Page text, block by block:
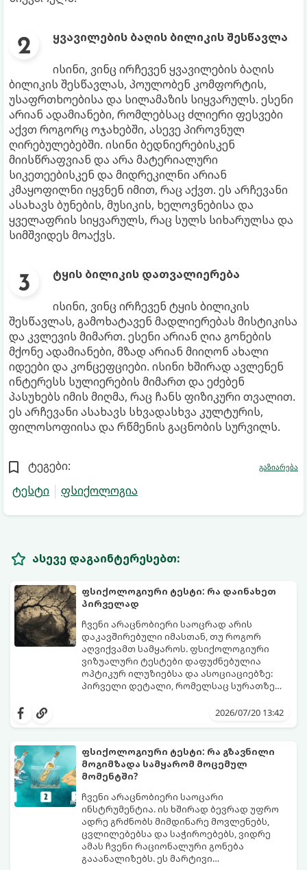
ყვავილების ბაღის ბილიკის შესწავლა
ისინი, ვინც ირჩევენ ყვავილების ბაღის
ბილიკის შესწავლას, პოულობენ კომფორტის,
უსაფრთხოებისა და სილამაზის სიყვარულს. ესენი
არიან ადამიანები, რომლებსაც ძლიერი ფესვები
აქვთ როგორც ოჯახებში, ასევე პიროვნულ
ღირებულებებში. ისინი ბედნიერებისკენ
მიისწრაფვიან და არა მატერიალური
სიკეთეებისკენ და მიდრეკილნი არიან
კმაყოფილნი იყვნენ იმით, რაც აქვთ. ეს არჩევანი
ასახავს ბუნების, მუსიკის, ხელოვნებისა და
ყველაფრის სიყვარულს, რაც სულს სიხარულსა და
სიმშვიდეს მოაქვს.
ტყის ბილიკის დათვალიერება
ისინი, ვინც ირჩევენ ტყის ბილიკის
შესწავლას, გამოხატავენ მადლიერებას მისტიკისა
და კვლევის მიმართ. ესენი არიან ღია გონების
მქონე ადამიანები, მზად არიან მიიღონ ახალი
იდეები და კონცეფციები. ისინი ხშირად ავლენენ
ინტერესს სულიერების მიმართ და ეძებენ
პასუხებს იმის მიღმა, რაც ჩანს ფიზიკური თვალით.
ეს არჩევანი ასახავს სხვადასხვა კულტურის,
ფილოსოფიისა და რწმენის გაცნობის სურვილს.
ტეგები:
ტესტი
ფსიქოლოგია
გაზიარება
ასევე დაგაინტერესებთ:
ფსიქოლოგიური ტესტი: რა დაინახეთ
პირველად
ჩვენი არაცნობიერი საოცრად არის
დაკავშირებული იმასთან, თუ როგორ
აღვიქვამთ სამყაროს. ფსიქოლოგიური
ვიზუალური ტესტები დაფუძნებულია
ოპტიკურ ილუზიებსა და ასოციაციებზე:
პირველი დეტალი, რომელსაც სურათზე
პიროვნების ფარულ მხარეებზე,2026/07/20 13:42
ფსიქოლოგიური ტესტი: რა გზავნილი
მოგიმზადა სამყარომ მოცემულ
მომენტში?
ჩვენი არაცნობიერი საოცარი
ინსტრუმენტია. ის ხშირად ბევრად უფრო
ადრე გრძნობს მიმდინარე მოვლენებს,
ცვლილებებსა და საჭიროებებს, ვიდრე
ამას ჩვენი რაციონალური გონება
გააანალიზებს. ეს მარტივი